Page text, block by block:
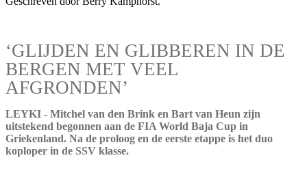
‘GLIJDEN EN GLIBBEREN IN DE
BERGEN MET VEEL
AFGRONDEN’
LEYKI - Mitchel van den Brink en Bart van Heun zijn
uitstekend begonnen aan de FIA World Baja Cup in
Griekenland. Na de proloog en de eerste etappe is het duo
koploper in de SSV klasse.